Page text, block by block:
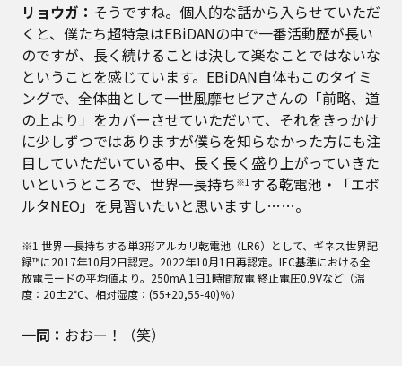
リョウガ： そうですね。個人的な話から入らせていただ
くと、僕たち超特急はEBiDANの中で一番活動歴が長い
のですが、長く続けることは決して楽なことではないな
ということを感じています。EBiDAN自体もこのタイミ
ングで、全体曲として一世風靡セピアさんの「前略、道
の上より」をカバーさせていただいて、それをきっかけ
に少しずつではありますが僕らを知らなかった方にも注
目していただいている中、長く長く盛り上がっていきた
いというところで、世界一長持ち ※1する乾電池・「エボ
ルタNEO」を見習いたいと思いますし……。
※1 世界一長持ちする単3形アルカリ乾電池（LR6）として、ギネス世界記
録™に2017年10月2日認定。2022年10月1日再認定。IEC基準における全
放電モードの平均値より。250mA 1日1時間放電 終止電圧0.9Vなど（温
度：20±2℃、相対湿度：(55+20,55-40)％）
一同： おおー！（笑）